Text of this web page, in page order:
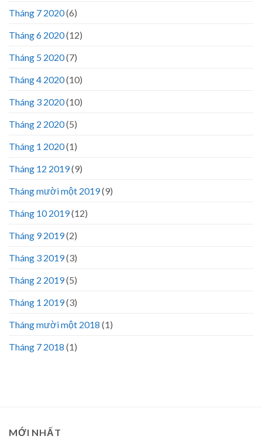
Tháng 7 2020(6)
Tháng 6 2020(12)
Tháng 5 2020(7)
Tháng 4 2020(10)
Tháng 3 2020(10)
Tháng 2 2020(5)
Tháng 1 2020(1)
Tháng 12 2019(9)
Tháng mười một 2019(9)
Tháng 10 2019(12)
Tháng 9 2019(2)
Tháng 3 2019(3)
Tháng 2 2019(5)
Tháng 1 2019(3)
Tháng mười một 2018 (1)
Tháng 7 2018 (1)
MỚI NHẤT